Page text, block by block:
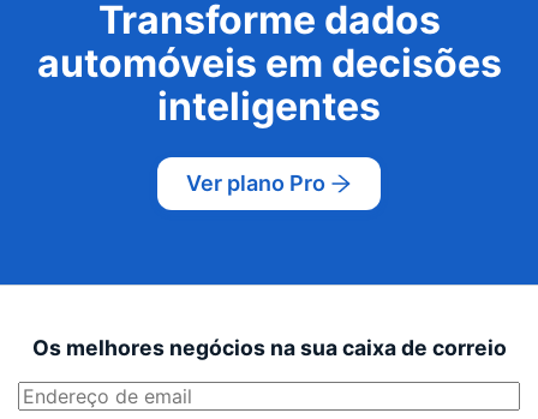
Transforme dados
automóveis em decisões
inteligentes
Ver plano Pro
Os melhores negócios na sua caixa de correio